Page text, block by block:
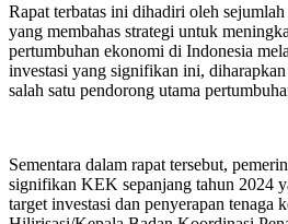
Rapat terbatas ini dihadiri oleh
yang membahas strategi untuk
pertumbuhan ekonomi di Indonesia
investasi yang signifikan ini,
salah satu pendorong utama
Sementara dalam rapat tersebut,
signifikan KEK sepanjang tahun 2024
target investasi dan penyerapan tenaga